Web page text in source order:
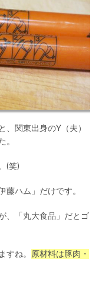
関東出身のY（夫）
。
(笑)
藤ハム」だけです。
、「丸大食品」だとゴ
すね。 原材料は豚肉・